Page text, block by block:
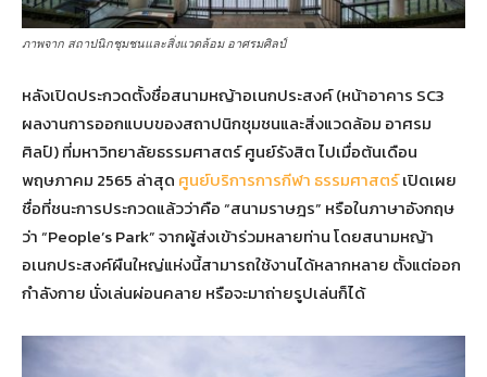
ภาพจาก สถาปนิกชุมชนและสิ่งแวดล้อม อาศรมศิลป์
หลังเปิดประกวดตั้งชื่อสนามหญ้าอเนกประสงค์ (หน้าอาคาร SC3
ผลงานการออกแบบของสถาปนิกชุมชนและสิ่งแวดล้อม อาศรม
ศิลป์) ที่มหาวิทยาลัยธรรมศาสตร์ ศูนย์รังสิต ไปเมื่อต้นเดือน
พฤษภาคม 2565 ล่าสุด ศูนย์บริการการกีฬา ธรรมศาสตร์เปิดเผย
ชื่อที่ชนะการประกวดแล้วว่าคือ “สนามราษฎร” หรือในภาษาอังกฤษ
ว่า “People’s Park” จากผู้ส่งเข้าร่วมหลายท่าน โดยสนามหญ้า
อเนกประสงค์ผืนใหญ่แห่งนี้สามารถใช้งานได้หลากหลาย ตั้งแต่ออก
กำลังกาย นั่งเล่นผ่อนคลาย หรือจะมาถ่ายรูปเล่นก็ได้